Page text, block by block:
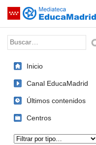
Saltar navegación
Palabra o frase:
Inicio
Canal EducaMadrid
Últimos contenidos
Centros